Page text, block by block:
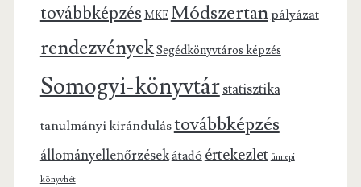
továbbképzés MKE Módszertanpályázat
rendezvényekSegédkönyvtáros képzés
Somogyi-könyvtárstatisztika
tanulmányi kirándulástovábbképzés
állományellenőrzésekátadóértekezlet ünnepi
könyvhét